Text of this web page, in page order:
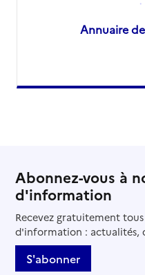
Annuaire
Abonnez-vous à
d'information
Recevez gratuitement
d'information : actualités,
S'abonner